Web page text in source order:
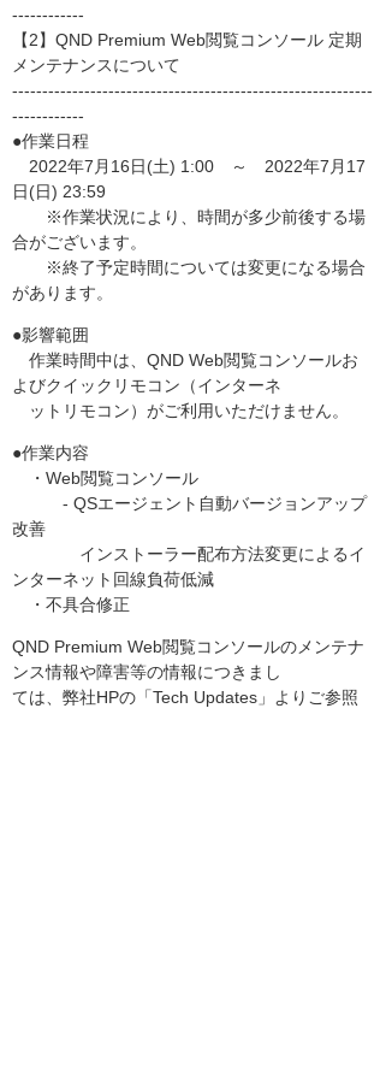
------------
【2】QND Premium Web閲覧コンソール 定期
メンテナンスについて
------------------------------------------------------------
------------
●作業日程
2022年7月16日(土) 1:00 ～ 2022年7月17
日(日) 23:59
※作業状況により、時間が多少前後する場
合がございます。
※終了予定時間については変更になる場合
があります。
●影響範囲
作業時間中は、QND Web閲覧コンソールお
よびクイックリモコン（インターネ
ットリモコン）がご利用いただけません。
●作業内容
・Web閲覧コンソール
- QSエージェント自動バージョンアップ
改善
インストーラー配布方法変更によるイ
ンターネット回線負荷低減
・不具合修正
QND Premium Web閲覧コンソールのメンテナ
ンス情報や障害等の情報につきまし
ては、弊社HPの「Tech Updates」よりご参照